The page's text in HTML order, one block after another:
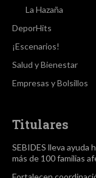
La Hazaña
DeporHits
¡Escenarios!
Salud y Bienestar
Empresas y Bolsillos
Titulares
SEBIDES lleva ayuda
más de 100 familias